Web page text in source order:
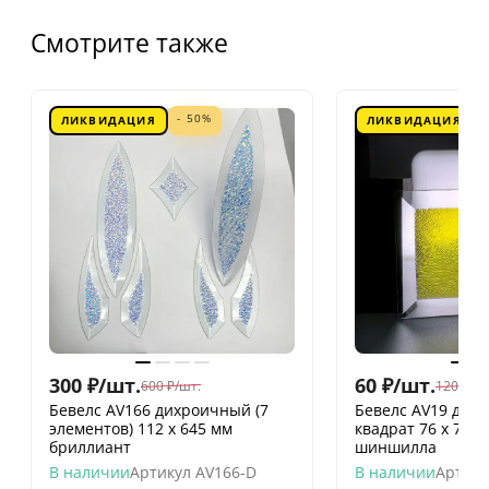
Смотрите также
ЛИКВИДАЦИЯ - 50%
300 ₽/шт.600 ₽/шт.
Бевелс AV166 дихроичный (7
элементов) 112 х 645 мм
бриллиант
В наличииАртикул AV166-D
ЛИКВИДАЦИЯ
60 ₽/шт.120
Бевелс AV19
квадрат 76 х 76
шиншилла
В наличии